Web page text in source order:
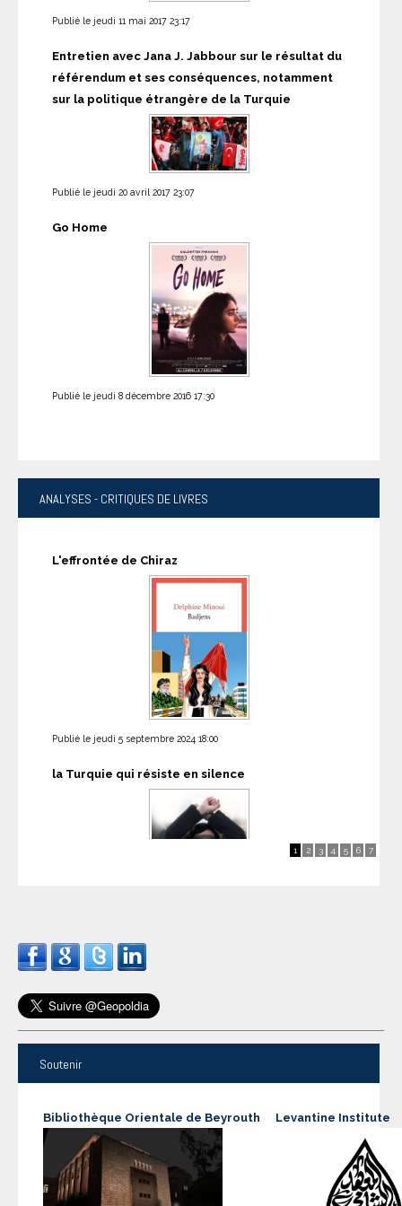
Publié le jeudi 11 mai 2017 23:17
Entretien avec Jana J. Jabbour sur le résultat du
référendum et ses conséquences, notamment
sur la politique étrangère de la Turquie
Publié le jeudi 20 avril 2017 23:07
Go Home
Publié le jeudi 8 décembre 2016 17:30
ANALYSES - CRITIQUES DE LIVRES
1 2 3 4 5 6 7
L'effrontée de Chiraz
Publié le jeudi 5 septembre 2024 18:00
la Turquie qui résiste en silence
Publié le jeudi 4 mai 2023 19:43
Syrie, l'heure des comptes
Publié le jeudi 6 mai 2021 16:26
Soutenir
Bibliothèque Orientale de Beyrouth Levantine Institute